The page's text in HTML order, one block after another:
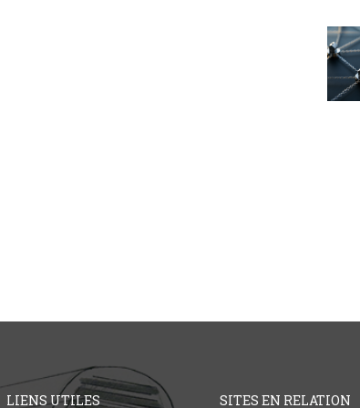
LIENS UTILES SITES EN RELATION